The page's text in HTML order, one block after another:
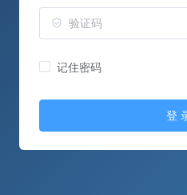
记住密码
登